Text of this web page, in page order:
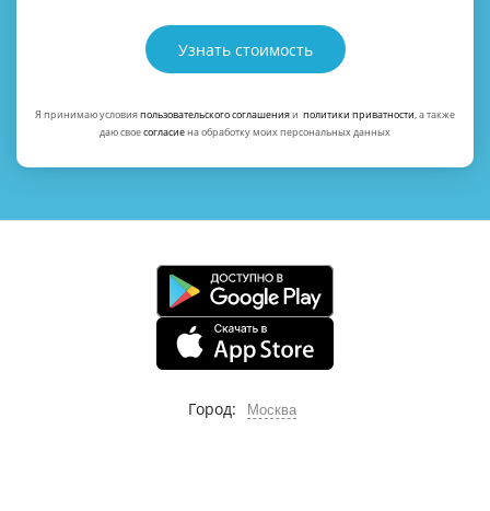
Узнать стоимость
Я принимаю условияпользовательского соглашенияи политики приватности, а также
даю своесогласиена обработку моих персональных данных
Город: Москва